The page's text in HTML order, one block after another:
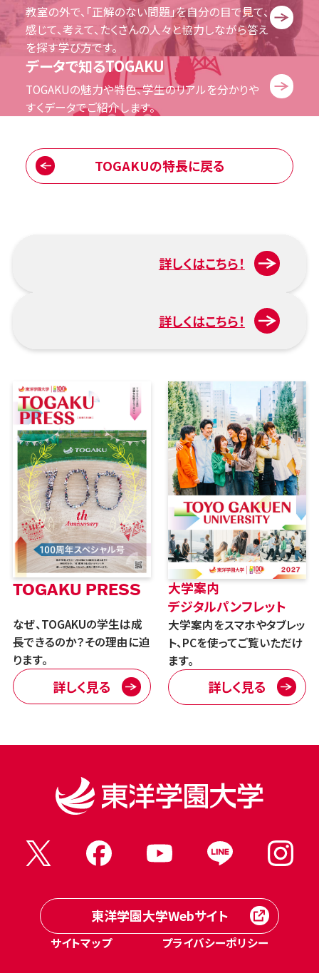
教室の外で、「正解のない問題」を自分の目で見て、
感じて、考えて、たくさんの人々と協力しながら答え
を探す学び方です。
データで知るTOGAKU
TOGAKUの魅力や特色、学生のリアルを分かりや
すくデータでご紹介します。
TOGAKUの特長に戻る
詳しくはこちら！
詳しくはこちら！
TOGAKU PRESS
なぜ、TOGAKUの学生は成
長できるのか？その理由に迫
ります。
詳しく見る
大学案内
デジタルパンフレット
大学案内をスマホやタブレッ
ト、PCを使ってご覧いただけ
ます。
詳しく見る
東洋学園大学Webサイト
サイトマップ プライバシーポリシー